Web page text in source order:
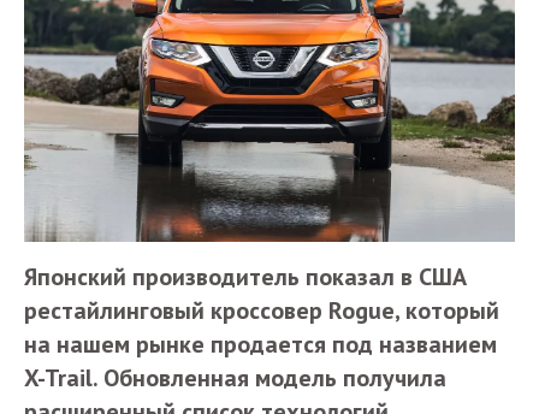
Японский производитель показал в США
рестайлинговый кроссовер Rogue, который
на нашем рынке продается под названием
X-Trail. Обновленная модель получила